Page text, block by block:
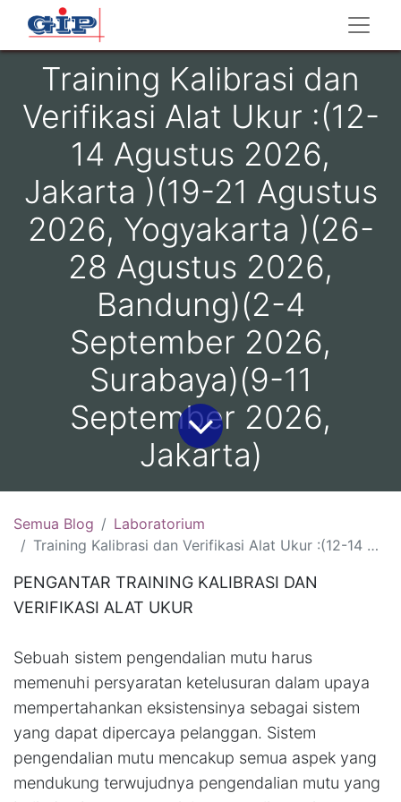
Training Kalibrasi dan
Verifikasi Alat Ukur :(12-
14 Agustus 2026,
Jakarta )(19-21 Agustus
2026, Yogyakarta )(26-
28 Agustus 2026,
Bandung)(2-4
September 2026,
Surabaya)(9-11
September 2026,
Jakarta)
Semua Blog
Laboratorium
Training Kalibrasi dan Verifikasi Alat Ukur :(12-14 Agustus 2026, Jakarta )(19-21 Agustus 2026, Yogyakarta )(26-28 Agustus 2026, Bandung)(2-4 September 2026, Surabaya)(9-11 September 2026, Jakarta)
PENGANTAR TRAINING KALIBRASI DAN
VERIFIKASI ALAT UKUR
Sebuah sistem pengendalian mutu harus
memenuhi persyaratan ketelusuran dalam upaya
mempertahankan eksistensinya sebagai sistem
yang dapat dipercaya pelanggan. Sistem
pengendalian mutu mencakup semua aspek yang
mendukung terwujudnya pengendalian mutu yang